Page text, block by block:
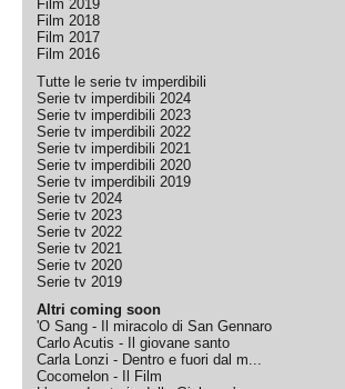
Film 2019
Film 2018
Film 2017
Film 2016
Tutte le serie tv imperdibili
Serie tv imperdibili 2024
Serie tv imperdibili 2023
Serie tv imperdibili 2022
Serie tv imperdibili 2021
Serie tv imperdibili 2020
Serie tv imperdibili 2019
Serie tv 2024
Serie tv 2023
Serie tv 2022
Serie tv 2021
Serie tv 2020
Serie tv 2019
Altri coming soon
'O Sang - Il miracolo di San Gennaro
Carlo Acutis - Il giovane santo
Carla Lonzi - Dentro e fuori dal m...
Cocomelon - Il Film